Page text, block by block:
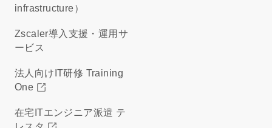
infrastructure）
Zscaler導入支援・運用サ
ービス
法人向けIT研修 Training
One
在宅ITエンジニア派遣 テ